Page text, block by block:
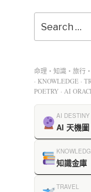
命理・知識・旅行
· KNOWLEDGE ·
POETRY · AI
AI DESTINY
AI 天機圖
知識金庫
TRAVEL